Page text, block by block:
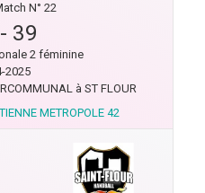
N° 22
- 39
2 féminine
2025
à ST FLOUR
METROPOLE 42